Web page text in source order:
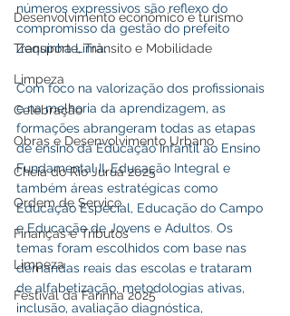
Desenvolvimento econômico e turismo
Transporte, Trânsito e Mobilidade
Limpeza
Celebração
Obras e Desenvolvimento Urbano
Cheia do Rio Juruá 2025
Ordem de Serviço
Finanças e Tributos
Limpeza
Festival da Farinha 2025
números expressivos são reflexo do
compromisso da gestão do prefeito
Zequinha Lima.
Com foco na valorização dos profissionais
e na melhoria da aprendizagem, as
formações abrangeram todas as etapas
de ensino da Educação Infantil ao Ensino
Fundamental II, Educação Integral e
também áreas estratégicas como
Educação Especial, Educação do Campo
e Educação de Jovens e Adultos. Os
temas foram escolhidos com base nas
demandas reais das escolas e trataram
de alfabetização, metodologias ativas,
inclusão, avaliação diagnóstica,